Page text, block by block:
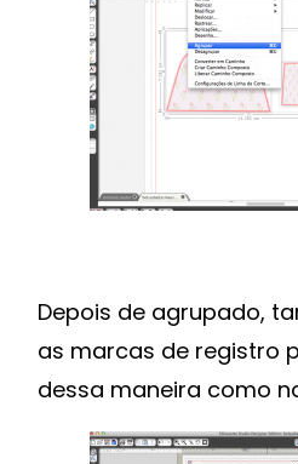
Depois de agrupado,
as marcas de registro
dessa maneira como